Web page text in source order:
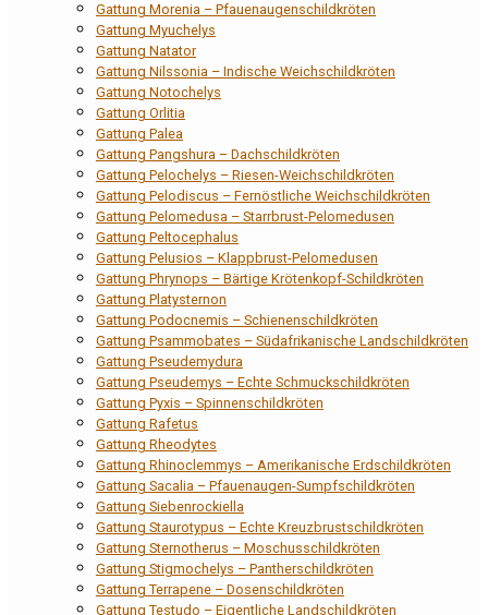
Gattung Morenia – Pfauenaugenschildkröten
Gattung Myuchelys
Gattung Natator
Gattung Nilssonia – Indische Weichschildkröten
Gattung Notochelys
Gattung Orlitia
Gattung Palea
Gattung Pangshura – Dachschildkröten
Gattung Pelochelys – Riesen-Weichschildkröten
Gattung Pelodiscus – Fernöstliche Weichschildkröten
Gattung Pelomedusa – Starrbrust-Pelomedusen
Gattung Peltocephalus
Gattung Pelusios – Klappbrust-Pelomedusen
Gattung Phrynops – Bärtige Krötenkopf-Schildkröten
Gattung Platysternon
Gattung Podocnemis – Schienenschildkröten
Gattung Psammobates – Südafrikanische Landschildkröten
Gattung Pseudemydura
Gattung Pseudemys – Echte Schmuckschildkröten
Gattung Pyxis – Spinnenschildkröten
Gattung Rafetus
Gattung Rheodytes
Gattung Rhinoclemmys – Amerikanische Erdschildkröten
Gattung Sacalia – Pfauenaugen-Sumpfschildkröten
Gattung Siebenrockiella
Gattung Staurotypus – Echte Kreuzbrustschildkröten
Gattung Sternotherus – Moschusschildkröten
Gattung Stigmochelys – Pantherschildkröten
Gattung Terrapene – Dosenschildkröten
Gattung Testudo – Eigentliche Landschildkröten